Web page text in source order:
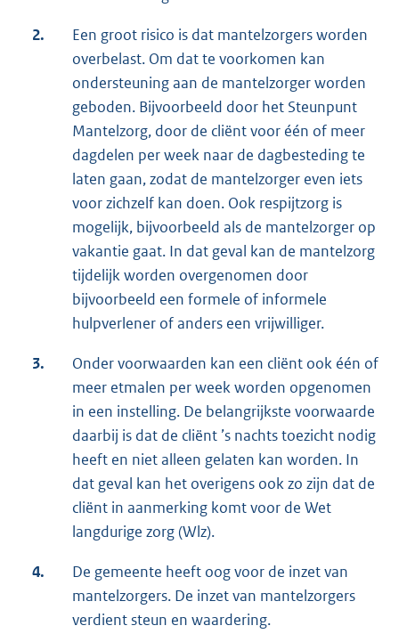
2.
Een groot risico is dat mantelzorgers worden
overbelast. Om dat te voorkomen kan
ondersteuning aan de mantelzorger worden
geboden. Bijvoorbeeld door het Steunpunt
Mantelzorg, door de cliënt voor één of meer
dagdelen per week naar de dagbesteding te
laten gaan, zodat de mantelzorger even iets
voor zichzelf kan doen. Ook respijtzorg is
mogelijk, bijvoorbeeld als de mantelzorger op
vakantie gaat. In dat geval kan de mantelzorg
tijdelijk worden overgenomen door
bijvoorbeeld een formele of informele
hulpverlener of anders een vrijwilliger.
3.
Onder voorwaarden kan een cliënt ook één of
meer etmalen per week worden opgenomen
in een instelling. De belangrijkste voorwaarde
daarbij is dat de cliënt ’s nachts toezicht nodig
heeft en niet alleen gelaten kan worden. In
dat geval kan het overigens ook zo zijn dat de
cliënt in aanmerking komt voor de Wet
langdurige zorg (Wlz).
4.
De gemeente heeft oog voor de inzet van
mantelzorgers. De inzet van mantelzorgers
verdient steun en waardering.